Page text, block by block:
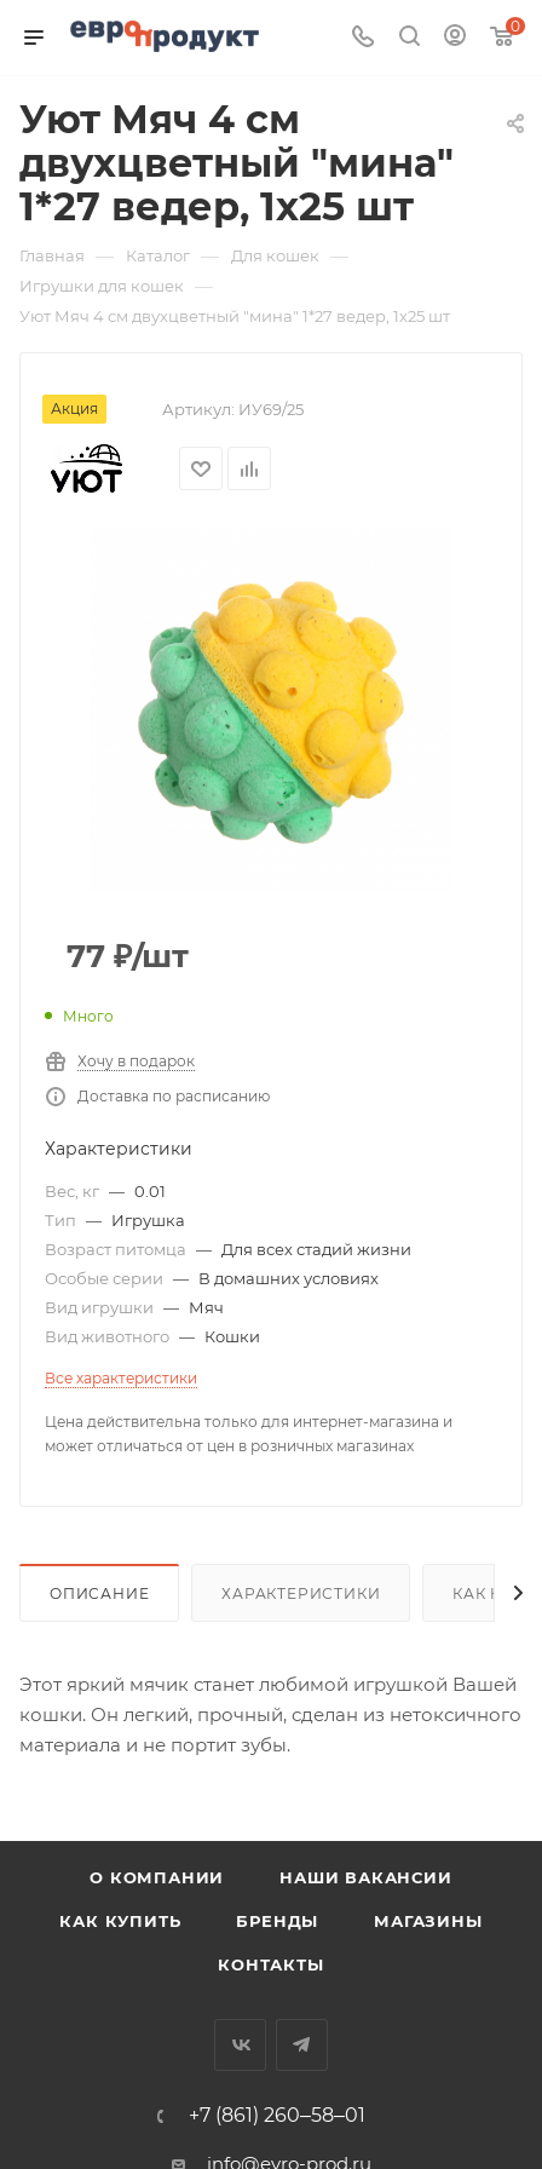
0
Уют Мяч 4 см
двухцветный "мина"
1*27 ведер, 1х25 шт
Главная — Каталог — Для кошек —
Игрушки для кошек —
Уют Мяч 4 см двухцветный "мина" 1*27 ведер, 1х25 шт
Акция Артикул: ИУ69/25
77 ₽/шт
Много
Хочу в подарок
Доставка по расписанию
Характеристики
Вес, кг — 0.01
Тип — Игрушка
Возраст питомца — Для всех стадий жизни
Особые серии — В домашних условиях
Вид игрушки — Мяч
Вид животного — Кошки
Все характеристики
Цена действительна только для интернет-магазина и
может отличаться от цен в розничных магазинах
ОПИСАНИЕ ХАРАКТЕРИСТИКИ КАК
Этот яркий мячик станет любимой игрушкой Вашей
кошки. Он легкий, прочный, сделан из нетоксичного
материала и не портит зубы.
О КОМПАНИИ НАШИ ВАКАНСИИ
КАК КУПИТЬ БРЕНДЫ МАГАЗИНЫ
КОНТАКТЫ
+7 (861) 260‒58‒01
info@evro-prod.ru